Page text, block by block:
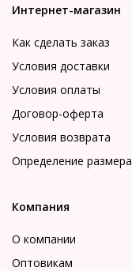
Интернет-магазин
Как сделать заказ
Условия доставки
Условия оплаты
Договор-оферта
Условия возврата
Определение размера
Компания
О компании
Оптовикам